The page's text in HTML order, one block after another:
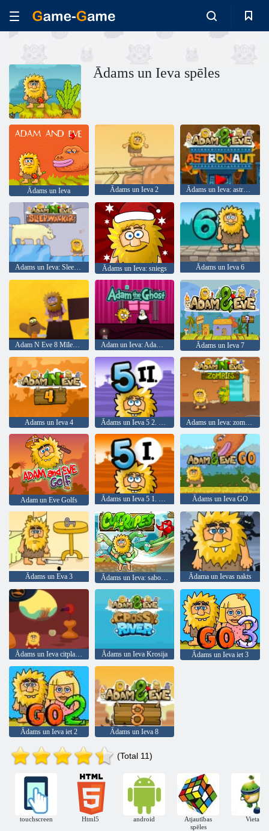
Ādams un Ieva spēles
Ādams un Ieva Ādams un Ieva 2 Ādams un Ieva: astronauts
Adams un Ieva: Sleepwalker Ādams un Ieva: sniegs Ādams un Ieva 6
Adam N Eve 8 Mīlestības kvestu Adam un Ieva: Adam Gars Ādams un Ieva 7
Adams un Ieva 4 Ādams un Ieva 5 2. daļa Adams un Ieva: zombiji
Adam un Eve Golfs Ādams un Ieva 5 1. daļa Ādams un Ieva GO
Ādams un Eva 3 Ādams un Ieva: sabojājiet virves Ādama un Ievas nakts
Ādams un Ieva citplanētieši Ādams un Ieva Krosija Ādams un Ieva iet 3
Ādams un Ieva iet 2 Ādams un Ieva 8
(Total 11)
touchscreen Html5 android
Atjautības
spēles
Vieta